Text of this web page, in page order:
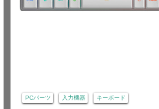
PCパーツ 入力機器 キーボード